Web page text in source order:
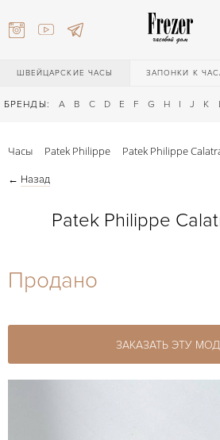
ШВЕЙЦАРСКИЕ ЧАСЫ ЗАПОНКИ К
БРЕНДЫ: A B C D E F G H I J K
27-44
27-44
Часы Patek Philippe Patek Philippe
← Назад
Patek Philippe
Продано
ЗАКАЗАТЬ ЭТУ